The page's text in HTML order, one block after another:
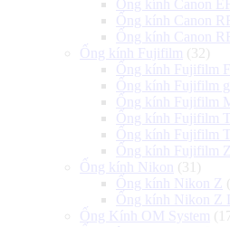
Ống kính Canon
Ống kính Canon RF
Ống kính Canon
Ống kính Fujifilm (32)
Ống kính Fujifilm
Ống kính Fujifilm
Ống kính Fujifilm
Ống kính Fujifilm
Ống kính Fujifilm
Ống kính Fujifilm
Ống kính Nikon
(31)
Ống kính Nikon Z
Ống kính Nikon Z
Ống Kính OM System